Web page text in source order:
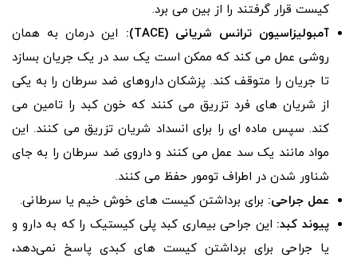
کیست قرار گرفتند را از بین می برد.
آمبولیزاسیون ترانس شریانی (TACE
): این درمان به همان
روشی عمل می کند که ممکن است یک سد در یک جریان بسازد
تا جریان را متوقف کند. پزشکان داروهای ضد سرطان را به یکی
از شریان های فرد تزریق می کنند که خون کبد را تامین می
کند. سپس ماده ای را برای انسداد شریان تزریق می کنند. این
مواد مانند یک سد عمل می کنند و داروی ضد سرطان را به جای
شناور شدن در اطراف تومور حفظ می کنند.
عمل جراحی: برای برداشتن کیست های خوش خیم یا سرطانی.
پیوند کبد: این جراحی بیماری کبد پلی کیستیک را که به دارو و
یا جراحی برای برداشتن کیست‌ های کبدی پاسخ نمی‌دهد،